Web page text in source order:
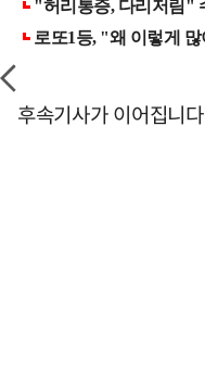
후속기사가 이어집니다